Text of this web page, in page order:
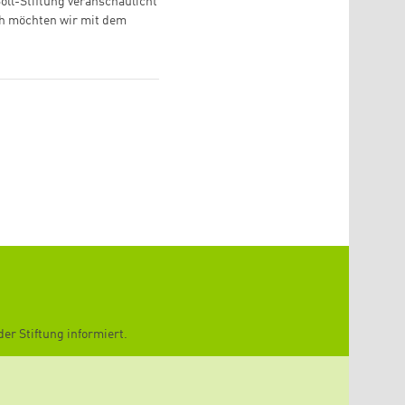
möchten wir mit dem
Stiftung informiert.